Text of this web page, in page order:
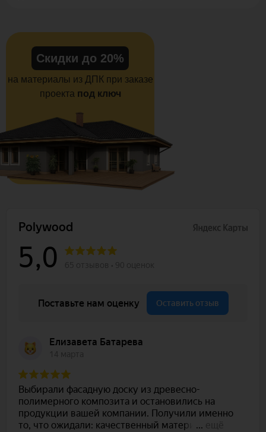
Скидки до 20%
на материалы из ДПК при заказе
проекта под ключ